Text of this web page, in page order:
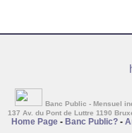
Banc Public - Mensuel
137 Av. du Pont de Luttre 1190
Home Page - Banc Public? -